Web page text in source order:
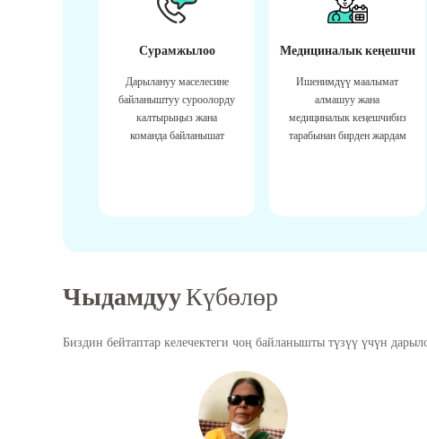
Сурамжылоо
Дарылануу маселесине
байланыштуу суроолорду
калтырыңыз жана
команда байланышат
Медициналык кеңешчи
Ишенимдүү маалымат
алмашуу жана
медициналык кеңешчибиз
тарабынан бирден жардам
ЧыдамдууКүбөлөр
Биздин бейтаптар келечектеги чоң байланышты түзүү үчүн